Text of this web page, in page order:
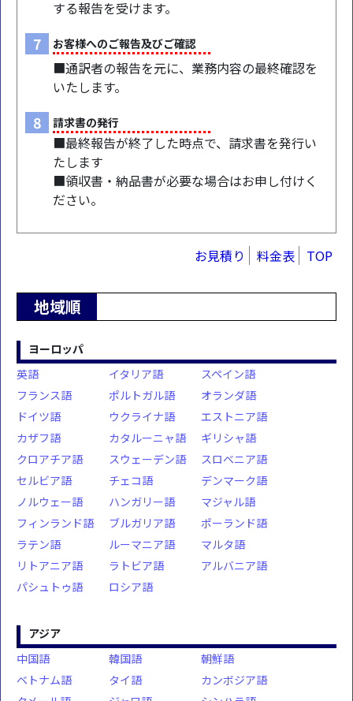
する報告を受けます。
7 お客様へのご報告及びご確認
■通訳者の報告を元に、業務内容の最終確認を
いたします。
8 請求書の発行
■最終報告が終了した時点で、請求書を発行い
たします
■領収書・納品書が必要な場合はお申し付けく
ださい。
お見積り 料金表 TOP
地域順
ヨーロッパ
英語
イタリア語
スペイン語
フランス語
ポルトガル語
オランダ語
ドイツ語
ウクライナ語
エストニア語
カザフ語
カタルーニャ語
ギリシャ語
クロアチア語
スウェーデン語
スロベニア語
セルビア語
チェコ語
デンマーク語
ノルウェー語
ハンガリー語
マジャル語
フィンランド語
ブルガリア語
ポーランド語
ラテン語
ルーマニア語
マルタ語
リトアニア語
ラトビア語
アルバニア語
パシュトゥ語
ロシア語
アジア
中国語
韓国語
朝鮮語
ベトナム語
タイ語
カンボジア語